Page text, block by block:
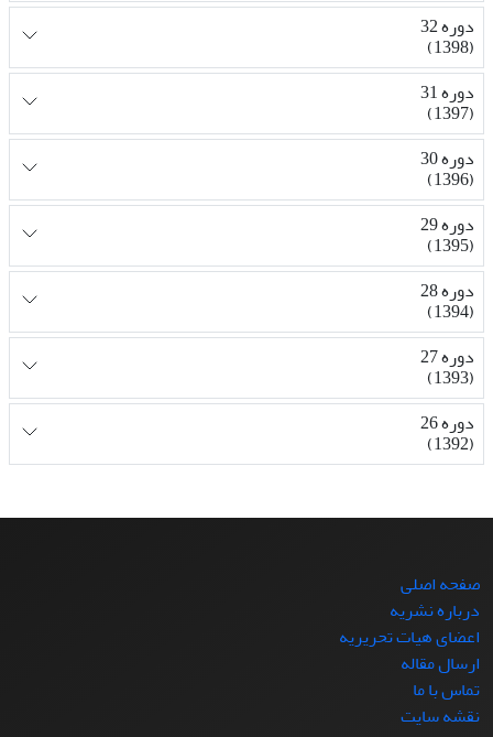
دوره 32
(1398)
دوره 31
(1397)
دوره 30
(1396)
دوره 29
(1395)
دوره 28
(1394)
دوره 27
(1393)
دوره 26
(1392)
صفحه اصلی
درباره نشریه
اعضای هیات تحریریه
ارسال مقاله
تماس با ما
نقشه سایت